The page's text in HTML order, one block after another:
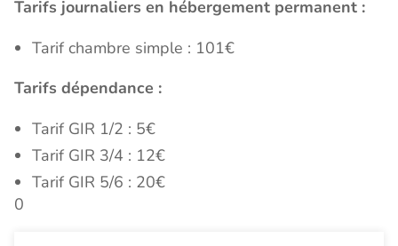
Tarifs journaliers en hébergement permanent :
Tarif chambre simple : 101€
Tarifs dépendance :
Tarif GIR 1/2 : 5€
Tarif GIR 3/4 : 12€
Tarif GIR 5/6 : 20€
0